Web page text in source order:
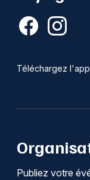
Téléchargez
Publiez votre